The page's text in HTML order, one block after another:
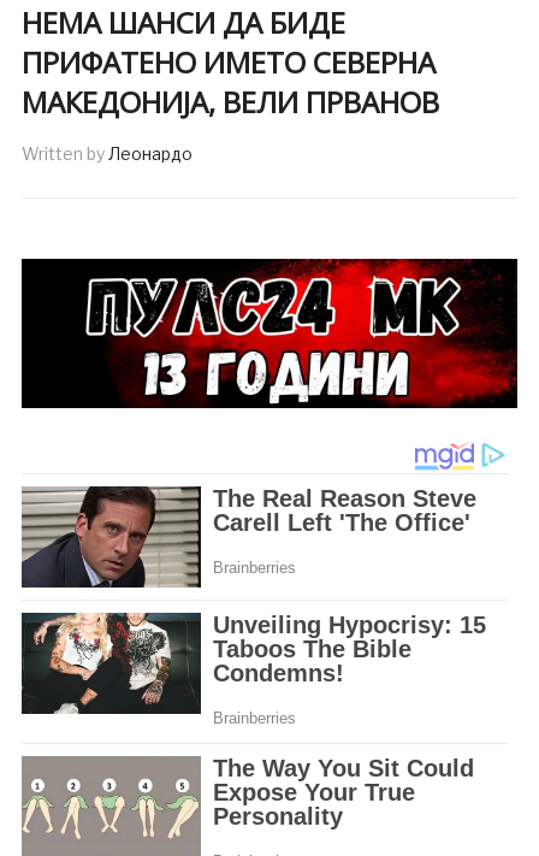
НЕМА ШАНСИ ДА БИДЕ
ПРИФАТЕНО ИМЕТО СЕВЕРНА
МАКЕДОНИЈА, ВЕЛИ ПРВАНОВ
Written byЛеонардо